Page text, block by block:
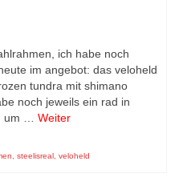
ich habe noch
im angebot: das veloheld
tundra mit shimano
noch jeweils ein rad in
um … Weiter
, steelisreal, veloheld